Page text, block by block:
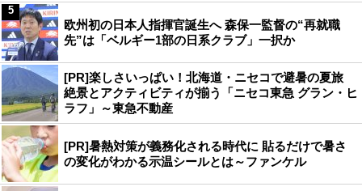
欧州初の日本人指揮官誕生へ 森保一監督の“再就職
先”は「ベルギー1部の日系クラブ」一択か
5
[PR]楽しさいっぱい！北海道・ニセコで避暑の夏旅
絶景とアクティビティが揃う「ニセコ東急 グラン・ヒ
ラフ」～東急不動産
[PR]暑熱対策が義務化される時代に 貼るだけで暑さ
の変化がわかる示温シールとは～ファンケル